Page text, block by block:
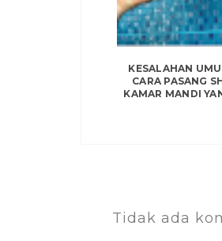
KESALAHAN
CARA PASANG
KAMAR MANDI
Tidak ada